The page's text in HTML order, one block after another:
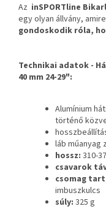
Az inSPORTline
egy olyan állvány,
gondoskodik róla,
Technikai adatok -
40 mm 24-29":
Alumínium
történő
láb műanyag
hossz: 310-
csavarok
csomag
imbuszkulcs
súly: 325 g